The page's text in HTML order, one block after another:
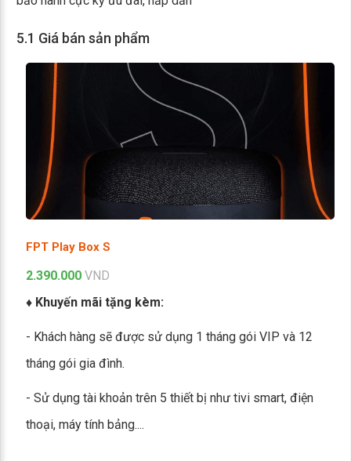
5.1 Giá bán sản phẩm
FPT Play Box S
2.390.000 VND
♦ Khuyến mãi tặng kèm:
- Khách hàng sẽ được sử dụng 1 tháng gói VIP và 12
tháng gói gia đình.
- Sử dụng tài khoản trên 5 thiết bị như tivi smart, điện
thoại, máy tính bảng....